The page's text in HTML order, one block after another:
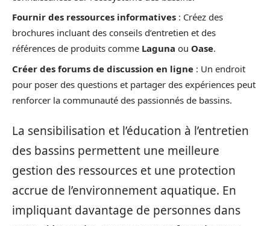
Fournir des ressources informatives : Créez des
brochures incluant des conseils d’entretien et des
références de produits comme Laguna ou Oase.
Créer des forums de discussion en ligne : Un endroit
pour poser des questions et partager des expériences peut
renforcer la communauté des passionnés de bassins.
La sensibilisation et l’éducation à l’entretien
des bassins permettent une meilleure
gestion des ressources et une protection
accrue de l’environnement aquatique. En
impliquant davantage de personnes dans